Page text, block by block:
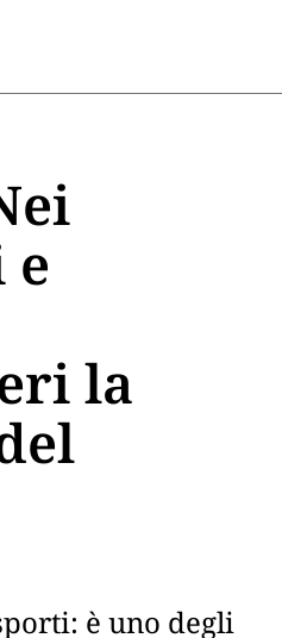
la
è uno degli